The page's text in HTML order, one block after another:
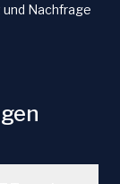
Nachfrage